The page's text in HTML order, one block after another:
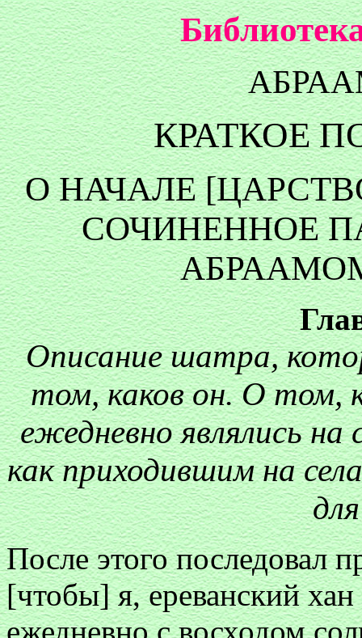
КРАТКОЕ
О НАЧАЛЕ
СОЧИНЕННОЕ
Описание шатра,
том, каков он. О том,
ежедневно являлись на
как приходившим на
После этого последовал
[чтобы] я, ереванский